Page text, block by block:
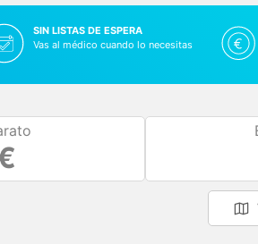
SIN LISTAS DE ESPERA
Vas al médico cuando lo necesitas